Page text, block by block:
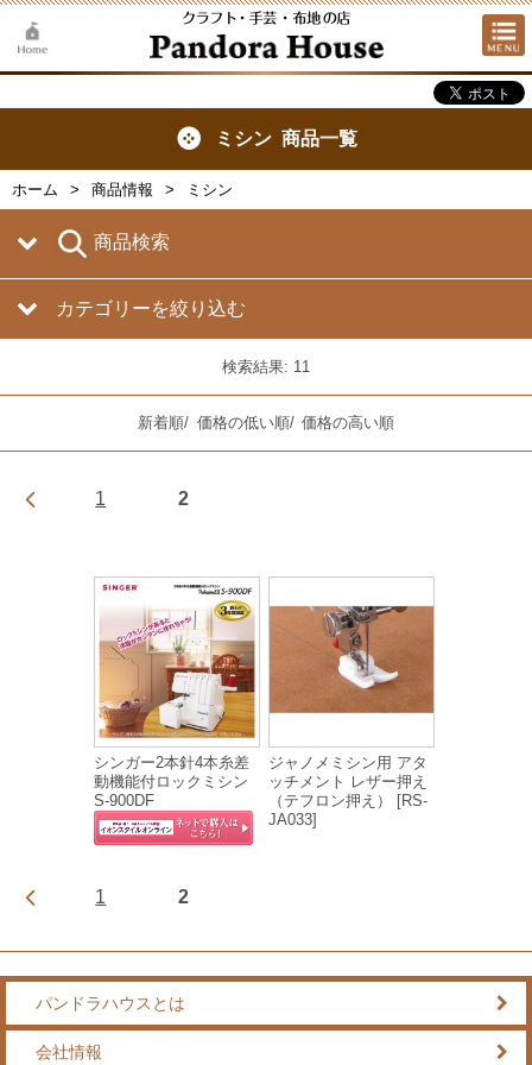
ミシン 商品一覧
ホーム 商品情報 ミシン
商品検索
カテゴリーを絞り込む
検索結果: 11
新着順/ 価格の低い順/ 価格の高い順
1 2
シンガー2本針4本糸差
動機能付ロックミシン
S-900DF
ジャノメミシン用 アタ
ッチメント レザー押え
（テフロン押え） [RS-
JA033]
1 2
パンドラハウスとは
会社情報